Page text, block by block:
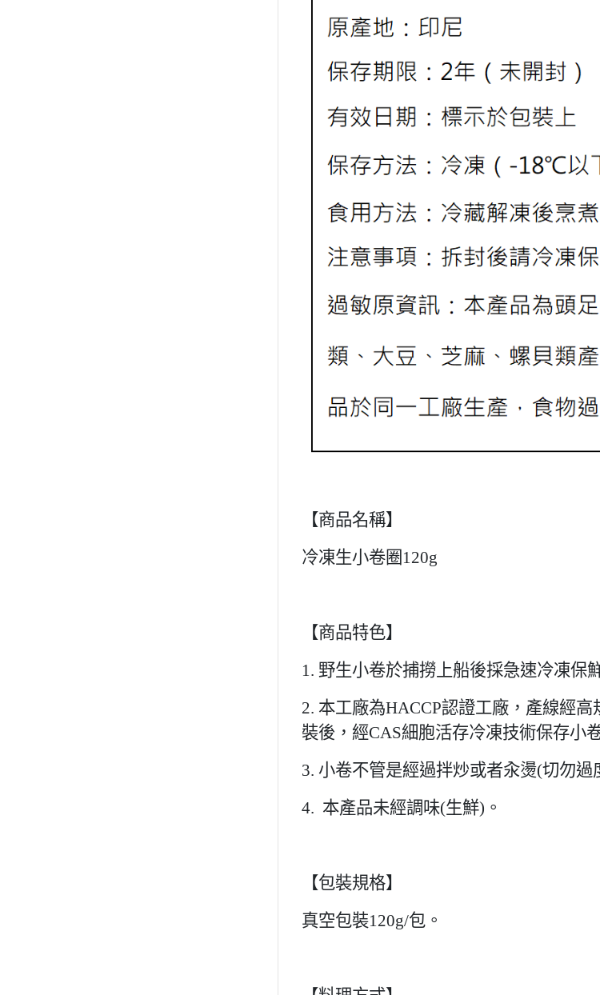
【商品名稱】
冷凍生小卷圈 120g
【商品特色】
1. 野生小卷於捕撈上船後採急速冷凍保
2. 本工廠為HACCP認證工廠，產線經高
裝後，經CAS細胞活存冷凍技術保存小
3. 小卷不管是經過拌炒或者汆燙(切勿過
4. 本產品未經調味(生鮮) 。
【包裝規格】
真空包裝120g/包。